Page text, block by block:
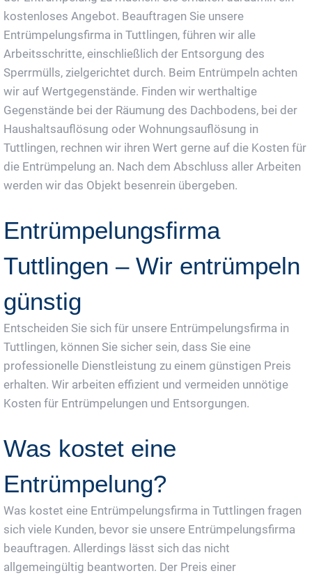
kostenloses Angebot. Beauftragen Sie unsere
Entrümpelungsfirma in Tuttlingen, führen wir alle
Arbeitsschritte, einschließlich der Entsorgung des
Sperrmülls, zielgerichtet durch. Beim Entrümpeln achten
wir auf Wertgegenstände. Finden wir werthaltige
Gegenstände bei der Räumung des Dachbodens, bei der
Haushaltsauflösung oder Wohnungsauflösung in
Tuttlingen, rechnen wir ihren Wert gerne auf die Kosten für
die Entrümpelung an. Nach dem Abschluss aller Arbeiten
werden wir das Objekt besenrein übergeben.
Entrümpelungsfirma
Tuttlingen – Wir entrümpeln
günstig
Entscheiden Sie sich für unsere Entrümpelungsfirma in
Tuttlingen, können Sie sicher sein, dass Sie eine
professionelle Dienstleistung zu einem günstigen Preis
erhalten. Wir arbeiten effizient und vermeiden unnötige
Kosten für Entrümpelungen und Entsorgungen.
Was kostet eine
Entrümpelung?
Was kostet eine Entrümpelungsfirma in Tuttlingen fragen
sich viele Kunden, bevor sie unsere Entrümpelungsfirma
beauftragen. Allerdings lässt sich das nicht
allgemeingültig beantworten. Der Preis einer